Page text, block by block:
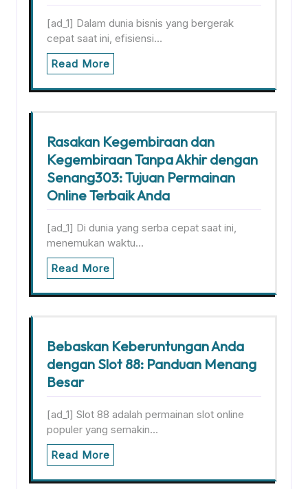
[ad_1] Dalam dunia bisnis yang bergerak
cepat saat ini, efisiensi…
Read More
Rasakan Kegembiraan dan
Kegembiraan Tanpa Akhir dengan
Senang303: Tujuan Permainan
Online Terbaik Anda
[ad_1] Di dunia yang serba cepat saat ini,
menemukan waktu…
Read More
Bebaskan Keberuntungan Anda
dengan Slot 88: Panduan Menang
Besar
[ad_1] Slot 88 adalah permainan slot online
populer yang semakin…
Read More